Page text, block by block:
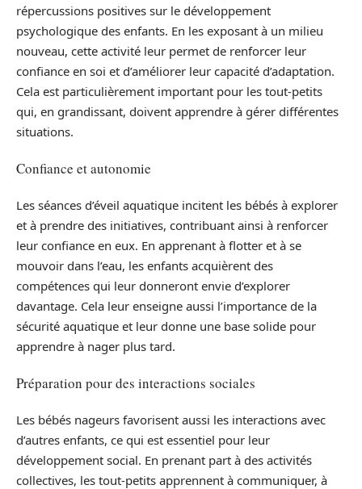
répercussions positives sur le développement
psychologique des enfants. En les exposant à un milieu
nouveau, cette activité leur permet de renforcer leur
confiance en soi et d’améliorer leur capacité d’adaptation.
Cela est particulièrement important pour les tout-petits
qui, en grandissant, doivent apprendre à gérer différentes
situations.
Confiance et autonomie
Les séances d’éveil aquatique incitent les bébés à explorer
et à prendre des initiatives, contribuant ainsi à renforcer
leur confiance en eux. En apprenant à flotter et à se
mouvoir dans l’eau, les enfants acquièrent des
compétences qui leur donneront envie d’explorer
davantage. Cela leur enseigne aussi l’importance de la
sécurité aquatique et leur donne une base solide pour
apprendre à nager plus tard.
Préparation pour des interactions sociales
Les bébés nageurs favorisent aussi les interactions avec
d’autres enfants, ce qui est essentiel pour leur
développement social. En prenant part à des activités
collectives, les tout-petits apprennent à communiquer, à